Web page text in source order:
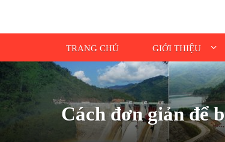
TRANG CHỦ GIỚI THIỆU
Cách đơn giản để